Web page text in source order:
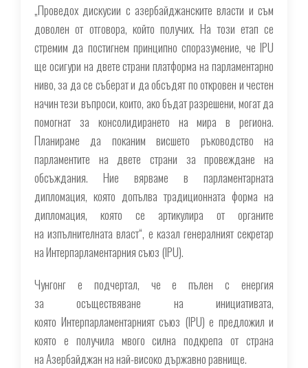
„Проведох дискусии с азербайджанските власти и съм
доволен от отговора, който получих. На този етап се
стремим да постигнем принципно споразумение, че IPU
ще осигури на двете страни платформа на парламентарно
ниво, за да се съберат и да обсъдят по откровен и честен
начин тези въпроси, които, ако бъдат разрешени, могат да
помогнат за консолидирането на мира в региона.
Планираме да поканим висшето ръководство на
парламентите на двете страни за провеждане на
обсъждания. Ние вярваме в парламентарната
дипломация, която допълва традиционната форма на
дипломация, която се артикулира от органите
на изпълнителната власт“, ​​е казал генералният секретар
на Интерпарламентарния съюз (IPU).
Чунгонг е подчертал, че е пълен с енергия
за осъществяване на инициативата,
която Интерпарламентарният съюз (IPU) е предложил и
която е получила мвого силна подкрепа от страна
на Азербайджан на най-високо държавно равнище.